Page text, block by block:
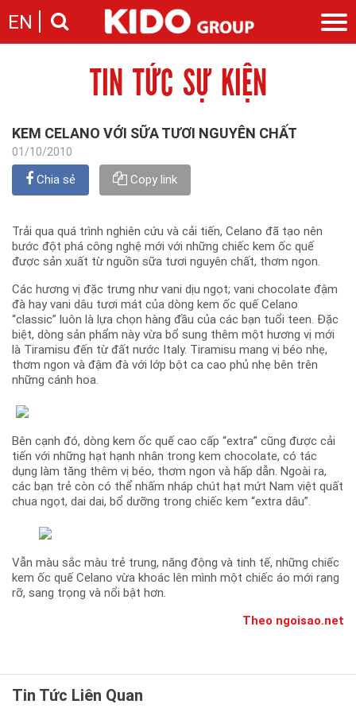
EN
Câu chuyện KIDO
Cam kết của KIDO
Nhà sáng lập
Ngành bánh
Tin tức
Tin tức & sự kiện
Thông cáo báo chí của tập đoàn
Nhà đầu tư
Thông điệp
Thông tin cổ phần
Các công ty thành viên
Liên hệ
Liên hệ
Giới thiệu
Nhu cầu tuyển dụng
TIN TỨC SỰ KIỆN
KEM CELANO VỚI SỮA TƯƠI NGUYÊN CHẤT
01/10/2010
Chia sẻ Copy link
Trải qua quá trình nghiên cứu và cải tiến, Celano đã tạo nên
bước đột phá công nghệ mới với những chiếc kem ốc quế
được sản xuất từ nguồn sữa tươi nguyên chất, thơm ngon.
Các hương vị đặc trưng như vani dịu ngọt; vani chocolate đậm
đà hay vani dâu tươi mát của dòng kem ốc quế Celano
“classic” luôn là lựa chọn hàng đầu của các bạn tuổi teen. Đặc
biệt, dòng sản phẩm này vừa bổ sung thêm một hương vị mới
là Tiramisu đến từ đất nước Italy. Tiramisu mang vị béo nhẹ,
thơm ngon và đậm đà với lớp bột ca cao phủ nhẹ bên trên
những cánh hoa.
Bên cạnh đó, dòng kem ốc quế cao cấp “extra” cũng được cải
tiến với những hạt hạnh nhân trong kem chocolate, có tác
dụng làm tăng thêm vị béo, thơm ngon và hấp dẫn. Ngoài ra,
các bạn trẻ còn có thể nhấm nháp chút hạt mứt Nam việt quất
chua ngọt, dai dai, bổ dưỡng trong chiếc kem “extra dâu”.
Vẫn màu sắc màu trẻ trung, năng động và tinh tế, những chiếc
kem ốc quế Celano vừa khoác lên mình một chiếc áo mới rạng
rỡ, sang trọng và nổi bật hơn.
Theo ngoisao.net
Tin Tức Liên Quan